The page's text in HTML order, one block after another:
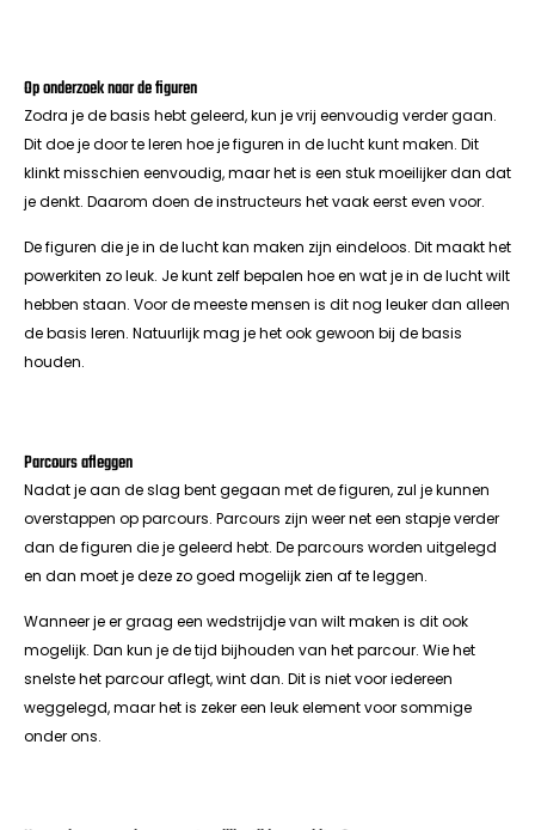
Op onderzoek naar de figuren
Zodra je de basis hebt geleerd, kun je vrij eenvoudig verder gaan.
Dit doe je door te leren hoe je figuren in de lucht kunt maken. Dit
klinkt misschien eenvoudig, maar het is een stuk moeilijker dan dat
je denkt. Daarom doen de instructeurs het vaak eerst even voor.
De figuren die je in de lucht kan maken zijn eindeloos. Dit maakt het
powerkiten zo leuk. Je kunt zelf bepalen hoe en wat je in de lucht wilt
hebben staan. Voor de meeste mensen is dit nog leuker dan alleen
de basis leren. Natuurlijk mag je het ook gewoon bij de basis
houden.
Parcours afleggen
Nadat je aan de slag bent gegaan met de figuren, zul je kunnen
overstappen op parcours. Parcours zijn weer net een stapje verder
dan de figuren die je geleerd hebt. De parcours worden uitgelegd
en dan moet je deze zo goed mogelijk zien af te leggen.
Wanneer je er graag een wedstrijdje van wilt maken is dit ook
mogelijk. Dan kun je de tijd bijhouden van het parcour. Wie het
snelste het parcour aflegt, wint dan. Dit is niet voor iedereen
weggelegd, maar het is zeker een leuk element voor sommige
onder ons.